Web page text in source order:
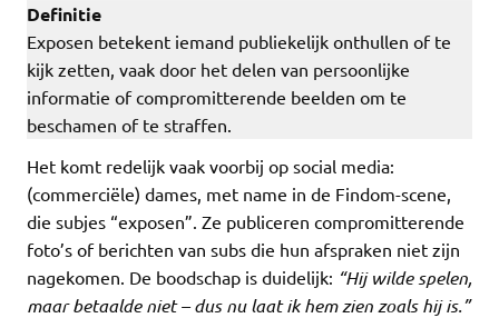
Definitie
Exposen betekent iemand publiekelijk onthullen of te
kijk zetten, vaak door het delen van persoonlijke
informatie of compromitterende beelden om te
beschamen of te straffen.
Het komt redelijk vaak voorbij op social media:
(commerciële) dames, met name in de Findom-scene,
die subjes “exposen”. Ze publiceren compromitterende
foto’s of berichten van subs die hun afspraken niet zijn
nagekomen. De boodschap is duidelijk: “Hij wilde spelen,
maar betaalde niet – dus nu laat ik hem zien zoals hij is.”